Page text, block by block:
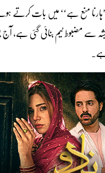
منع ہے‘‘ میں بات کرتے
سے مضبوط ٹیم بنائی گئی ہے، آج